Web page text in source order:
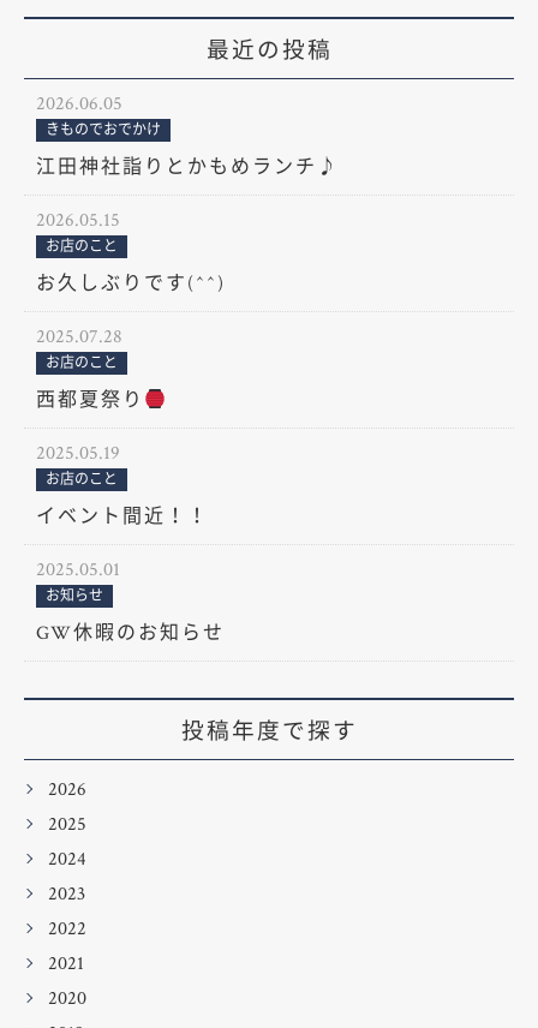
最近の投稿
2026.06.05
きものでおでかけ
江田神社詣りとかもめランチ♪
2026.05.15
お店のこと
お久しぶりです(^^)
2025.07.28
お店のこと
西都夏祭り
2025.05.19
お店のこと
イベント間近！！
2025.05.01
お知らせ
GW休暇のお知らせ
投稿年度で探す
2026
2025
2024
2023
2022
2021
2020